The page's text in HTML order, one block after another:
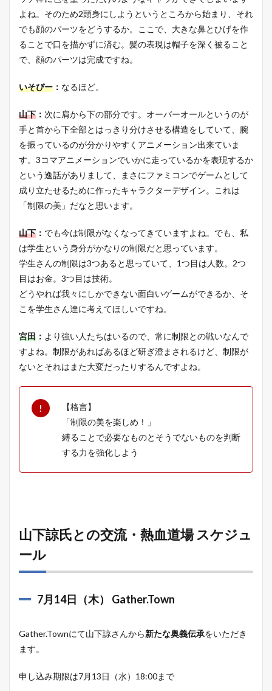
よね。そのため2頭身にしようというところから始まり、それ
でも顔のパーツをどうするか。ここで、大きな鼻とひげを作
ることで口を描かずに済む。髪の表現は帽子を深く被ること
で、顔のパーツは完成ですね。
いそぴー ： なるほど。
山下 ： 次に肩から下の部分です。オーバーオールというのが
手と首から下全部とはっきり分けさせる構造をしていて、腕
を振っているのが分かりやすくアニメーション出来ていま
す。3コマアニメーションでいかに走っているかを表現するか
という逸話がありまして、まさにファミコンでゲームとして
成り立たせるために作ったキャラクターデザイン。これは
「制限の美」だなと思います。
山下 ： でも今は制限がなくなってきていますよね。でも、私
は学生という身分がかなりの制限だと思っています。
学生さんの制限は3つあると思っていて、1つ目は人数。2つ
目はお金。3つ目は技術。
どうやれば我々にしかできない面白いゲームができるか、そ
こを学生さん達に考えてほしいですね。
宮田 ： より強い人たちはいるので、常に制限との戦いなんで
すよね。制限があればあるほど研ぎ澄まされるけど、制限が
ないとそれはまた大変だったりするんですよね。
【格言】
「制限の美を楽しめ！」
縛ることで必要なものとそうでないものを判断
する力を強化しよう
山下諒氏との交流・熱血道場 スケジュ
ール
7月14日（木） Gather.Town
Gather.Townにて山下諒さんから新たな奥義伝承をいただき
ます。
申し込み期限は7月13日（水）18:00まで